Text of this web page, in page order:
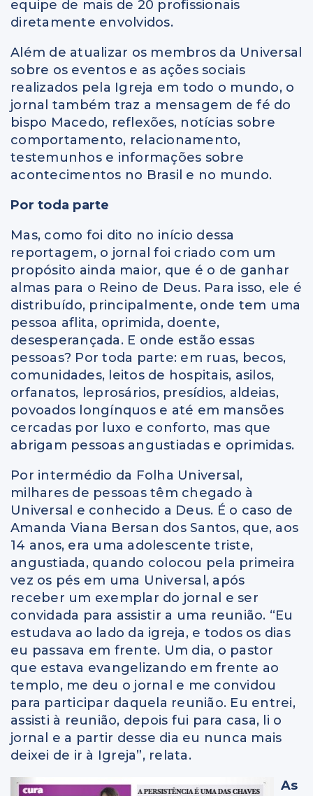
equipe de mais de 20 profissionais
diretamente envolvidos.
Além de atualizar os membros da Universal
sobre os eventos e as ações sociais
realizados pela Igreja em todo o mundo, o
jornal também traz a mensagem de fé do
bispo Macedo, reflexões, notícias sobre
comportamento, relacionamento,
testemunhos e informações sobre
acontecimentos no Brasil e no mundo.
Por toda parte
Mas, como foi dito no início dessa
reportagem, o jornal foi criado com um
propósito ainda maior, que é o de ganhar
almas para o Reino de Deus. Para isso, ele é
distribuído, principalmente, onde tem uma
pessoa aflita, oprimida, doente,
desesperançada. E onde estão essas
pessoas? Por toda parte: em ruas, becos,
comunidades, leitos de hospitais, asilos,
orfanatos, leprosários, presídios, aldeias,
povoados longínquos e até em mansões
cercadas por luxo e conforto, mas que
abrigam pessoas angustiadas e oprimidas.
Por intermédio da Folha Universal,
milhares de pessoas têm chegado à
Universal e conhecido a Deus. É o caso de
Amanda Viana Bersan dos Santos, que, aos
14 anos, era uma adolescente triste,
angustiada, quando colocou pela primeira
vez os pés em uma Universal, após
receber um exemplar do jornal e ser
convidada para assistir a uma reunião. “Eu
estudava ao lado da igreja, e todos os dias
eu passava em frente. Um dia, o pastor
que estava evangelizando em frente ao
templo, me deu o jornal e me convidou
para participar daquela reunião. Eu entrei,
assisti à reunião, depois fui para casa, li o
jornal e a partir desse dia eu nunca mais
deixei de ir à Igreja”, relata.
As